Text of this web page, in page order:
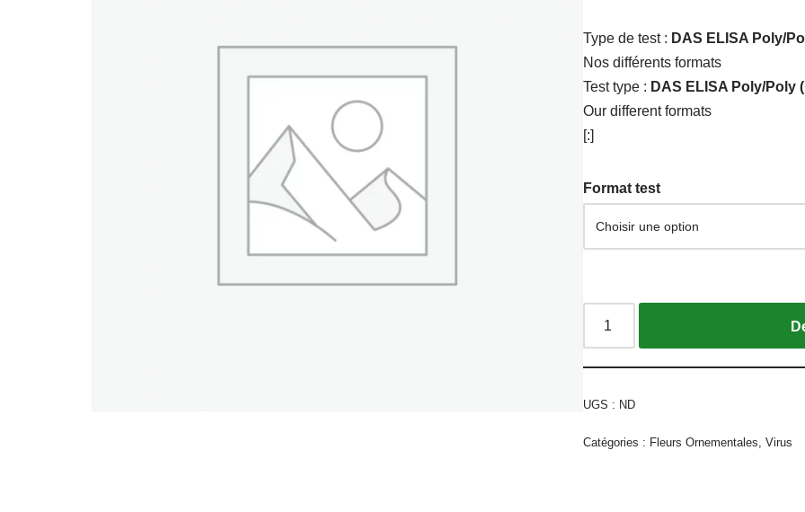
Type de test : DAS ELISA Poly/
Nos différents formats
Test type : DAS ELISA Poly/Poly
Our different formats
[:]
Format test
UGS : ND
Catégories : Fleurs Ornementales,Virus